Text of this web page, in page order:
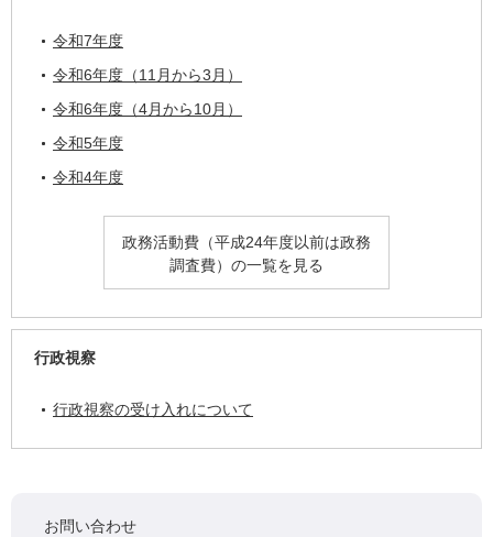
令和7年度
令和6年度（11月から3月）
令和6年度（4月から10月）
令和5年度
令和4年度
政務活動費（平成24年度以前は政務
調査費）の一覧を見る
行政視察
行政視察の受け入れについて
お問い合わせ